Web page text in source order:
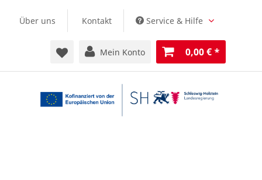
Über uns Kontakt Service & Hilfe
Mein Konto 0,00 € *